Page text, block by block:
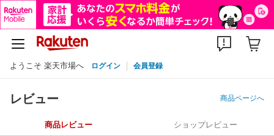
ようこそ 楽天市場へ ログイン 会員登録
レビュー 商品ページへ
商品レビュー ショップレビュー